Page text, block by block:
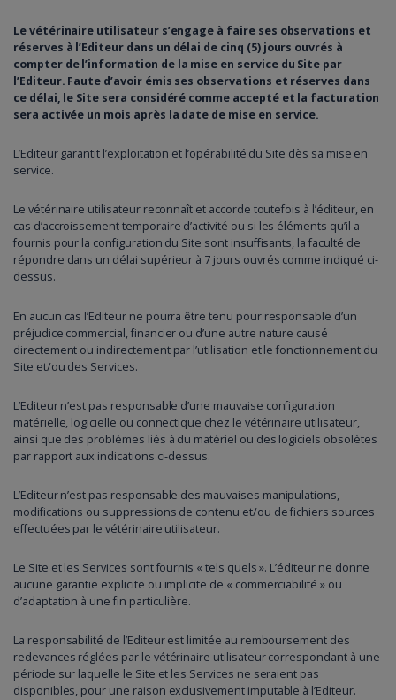
Le vétérinaire utilisateur s’engage à faire ses observations et
réserves à l’Editeur dans un délai de cinq (5) jours ouvrés à
compter de l’information de la mise en service du Site par
l’Editeur. Faute d’avoir émis ses observations et réserves dans
ce délai, le Site sera considéré comme accepté et la facturation
sera activée un mois après la date de mise en service.
L’Editeur garantit l’exploitation et l’opérabilité du Site dès sa mise en
service.
Le vétérinaire utilisateur reconnaît et accorde toutefois à l’éditeur, en
cas d’accroissement temporaire d’activité ou si les éléments qu’il a
fournis pour la configuration du Site sont insuffisants, la faculté de
répondre dans un délai supérieur à 7 jours ouvrés comme indiqué ci-
dessus.
En aucun cas l’Editeur ne pourra être tenu pour responsable d’un
préjudice commercial, financier ou d’une autre nature causé
directement ou indirectement par l’utilisation et le fonctionnement du
Site et/ou des Services.
L’Editeur n’est pas responsable d’une mauvaise configuration
matérielle, logicielle ou connectique chez le vétérinaire utilisateur,
ainsi que des problèmes liés à du matériel ou des logiciels obsolètes
par rapport aux indications ci-dessus.
L’Editeur n’est pas responsable des mauvaises manipulations,
modifications ou suppressions de contenu et/ou de fichiers sources
effectuées par le vétérinaire utilisateur.
Le Site et les Services sont fournis « tels quels ». L’éditeur ne donne
aucune garantie explicite ou implicite de « commerciabilité » ou
d’adaptation à une fin particulière.
La responsabilité de l’Editeur est limitée au remboursement des
redevances réglées par le vétérinaire utilisateur correspondant à une
période sur laquelle le Site et les Services ne seraient pas
disponibles, pour une raison exclusivement imputable à l’Editeur.